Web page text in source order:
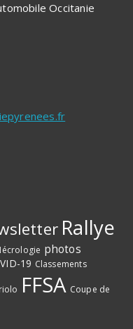
Occitanie
Rallye
photos
19 Classements
FFSA Coupe de